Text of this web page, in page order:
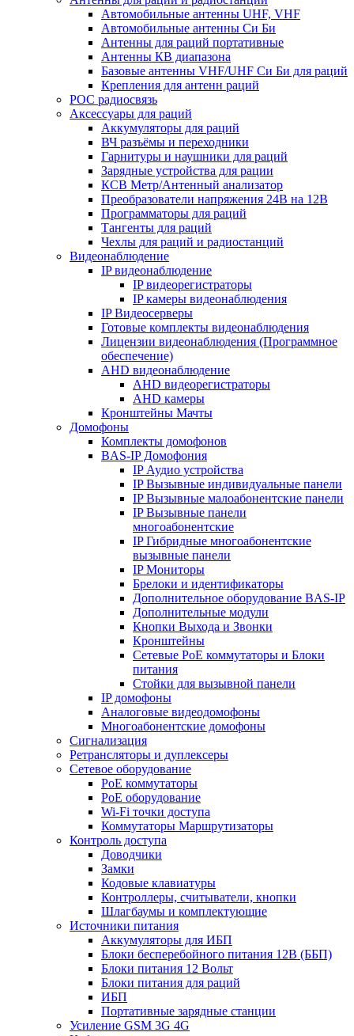
Автомобильные антенны UHF, VHF
Автомобильные антенны Си Би
Антенны для раций портативные
Антенны КВ диапазона
Базовые антенны VHF/UHF Си Би для раций
Крепления для антенн раций
POC радиосвязь
Аксессуары для раций
Аккумуляторы для раций
ВЧ разъёмы и переходники
Гарнитуры и наушники для раций
Зарядные устройства для рации
КСВ Метр/Антенный анализатор
Преобразователи напряжения 24В на 12В
Программаторы для раций
Тангенты для раций
Чехлы для раций и радиостанций
Видеонаблюдение
IP видеонаблюдение
IP видеорегистраторы
IP камеры видеонаблюдения
IP Видеосерверы
Готовые комплекты видеонаблюдения
Лицензии видеонаблюдения (Программное
обеспечение)
AHD видеонаблюдение
AHD видеорегистраторы
AHD камеры
Кронштейны Мачты
Домофоны
Комплекты домофонов
BAS-IP Домофония
IP Аудио устройства
IP Вызывные индивидуальные панели
IP Вызывные малоабонентские панели
IP Вызывные панели
многоабонентские
IP Гибридные многоабонентские
вызывные панели
IP Мониторы
Брелоки и идентификаторы
Дополнительное оборудование BAS-IP
Дополнительные модули
Кнопки Выхода и Звонки
Кронштейны
Сетевые PoE коммутаторы и Блоки
питания
Стойки для вызывной панели
IP домофоны
Аналоговые видеодомофоны
Многоабонентские домофоны
Сигнализация
Ретрансляторы и дуплексеры
Сетевое оборудование
PoE коммутаторы
PoE оборудование
Wi-Fi точки доступа
Коммутаторы Маршрутизаторы
Контроль доступа
Доводчики
Замки
Кодовые клавиатуры
Контроллеры, считыватели, кнопки
Шлагбаумы и комплектующие
Источники питания
Аккумуляторы для ИБП
Блоки бесперебойного питания 12В (ББП)
Блоки питания 12 Вольт
Блоки питания для раций
ИБП
Портативные зарядные станции
Усиление GSM 3G 4G